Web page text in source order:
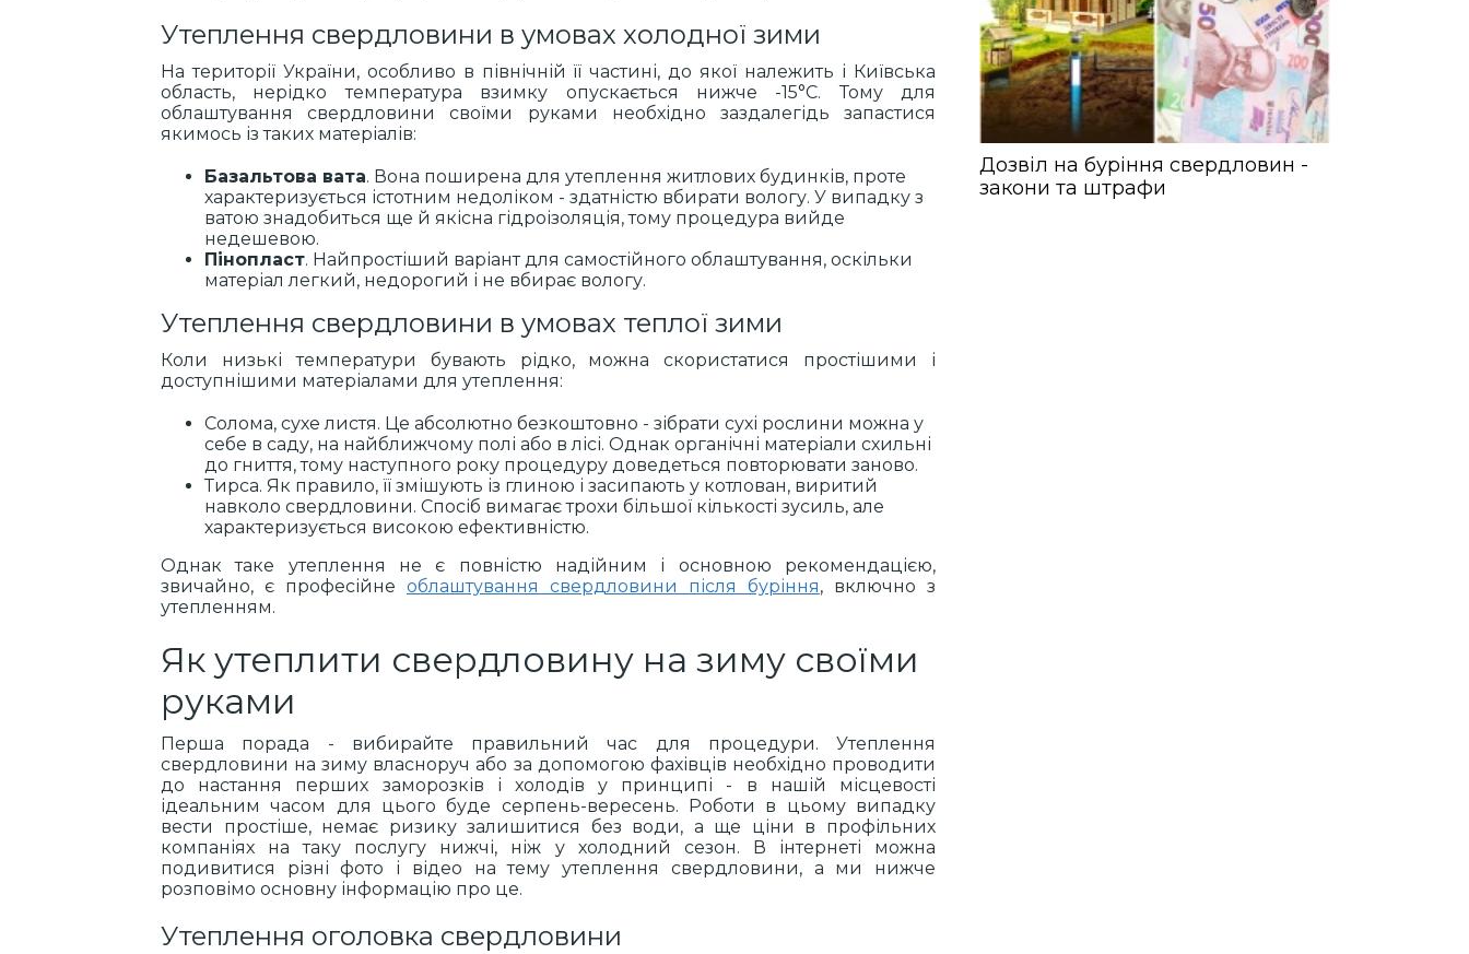
Утеплення свердловини в умовах холодної зими
На території України, особливо в північній її частині, до якої належить і Київська
область, нерідко температура взимку опускається нижче -15°С. Тому для
облаштування свердловини своїми руками необхідно заздалегідь запастися
якимось із таких матеріалів:
Базальтова вата. Вона поширена для утеплення житлових будинків, проте
характеризується істотним недоліком - здатністю вбирати вологу. У випадку з
ватою знадобиться ще й якісна гідроізоляція, тому процедура вийде
недешевою.
Пінопласт. Найпростіший варіант для самостійного облаштування, оскільки
матеріал легкий, недорогий і не вбирає вологу.
Утеплення свердловини в умовах теплої зими
Коли низькі температури бувають рідко, можна скористатися простішими і
доступнішими матеріалами для утеплення:
Солома, сухе листя. Це абсолютно безкоштовно - зібрати сухі рослини можна у
себе в саду, на найближчому полі або в лісі. Однак органічні матеріали схильні
до гниття, тому наступного року процедуру доведеться повторювати заново.
Тирса. Як правило, її змішують із глиною і засипають у котлован, виритий
навколо свердловини. Спосіб вимагає трохи більшої кількості зусиль, але
характеризується високою ефективністю.
Однак таке утеплення не є повністю надійним і основною рекомендацією,
звичайно, є професійне облаштування свердловини після буріння, включно з
утепленням.
Як утеплити свердловину на зиму своїми
руками
Перша порада - вибирайте правильний час для процедури. Утеплення
свердловини на зиму власноруч або за допомогою фахівців необхідно проводити
до настання перших заморозків і холодів у принципі - в нашій місцевості
ідеальним часом для цього буде серпень-вересень. Роботи в цьому випадку
вести простіше, немає ризику залишитися без води, а ще ціни в профільних
компаніях на таку послугу нижчі, ніж у холодний сезон. В інтернеті можна
подивитися різні фото і відео на тему утеплення свердловини, а ми нижче
розповімо основну інформацію про це.
Утеплення оголовка свердловини
Дозвіл на буріння свердловин -
закони та штрафи